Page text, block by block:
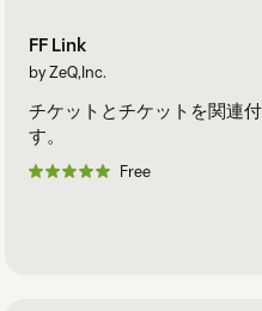
FF Link
by ZeQ,Inc.
チケットとチケットを関連
す。
Free